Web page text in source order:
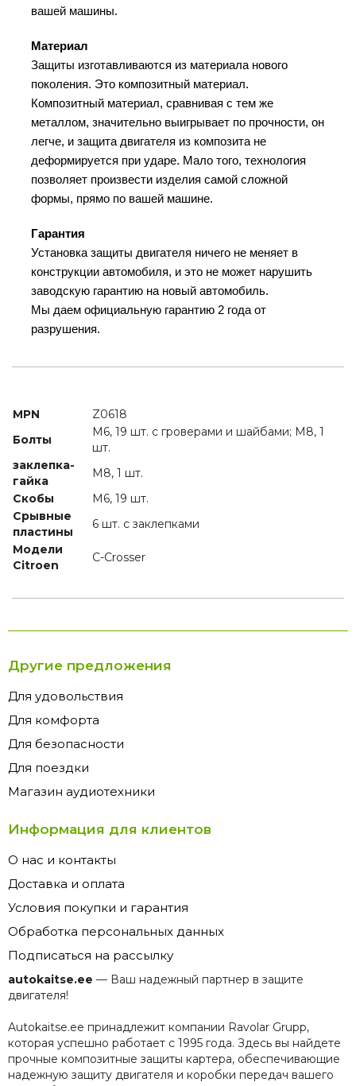
вашей машины.
Материал
Защиты изготавливаются из материала нового
поколения. Это композитный материал.
Композитный материал, сравнивая с тем же
металлом, значительно выигрывает по прочности, он
легче, и защита двигателя из композита не
деформируется при ударе. Мало того, технология
позволяет произвести изделия самой сложной
формы, прямо по вашей машине.
Гарантия
Установка защиты двигателя ничего не меняет в
конструкции автомобиля, и это не может нарушить
заводскую гарантию на новый автомобиль.
Мы даем официальную гарантию 2 года от
разрушения.
MPN
Z0618
Болты
M6, 19 шт. с гроверами и шайбами; M8, 1
шт.
заклепка-
гайка
M8, 1 шт.
Скобы
M6, 19 шт.
Срывные
пластины
6 шт. с заклепками
Модели
Citroen
C-Crosser
Другие предложения
Для удовольствия
Для комфорта
Для безопасности
Для поездки
Магазин аудиотехники
Информация для клиентов
О нас и контакты
Доставка и оплата
Условия покупки и гарантия
Обработка персональных данных
Подписаться на рассылку
autokaitse.ee — Ваш надежный партнер в защите
двигателя!
Autokaitse.ee принадлежит компании Ravolar Grupp,
которая успешно работает с 1995 года. Здесь вы найдете
прочные композитные защиты картера, обеспечивающие
надежную защиту двигателя и коробки передач вашего